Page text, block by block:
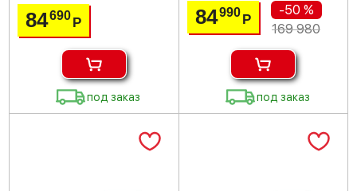
84690Р
под заказ
84990 Р
-50 %
169 980
под заказ